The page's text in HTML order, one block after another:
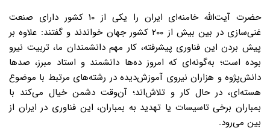
حضرت آیت‌الله خامنه‌ای ایران را یکی از ۱۰ کشور دارای صنعت
غنی‌سازی در بین بیش از ۲۰۰ کشور جهان خواندند و گفتند: علاوه بر
پیش بردن این فناوری پیشرفته، ‌کار مهم دانشمندان ما، ‌تربیت نیرو
بوده است؛‌ به‌گونه‌ای که امروز ده‌ها دانشمند و استاد مبرز،‌ صدها
دانش‌پژوه و هزاران نیروی آموزش‌دیده در رشته‌های مرتبط با موضوع
هسته‌ای، در حال کار و تلاش‌اند؛ آن‌وقت دشمن خیال می‌کند با
بمباران برخی تاسیسات یا تهدید به بمباران، این فناوری در ایران از
بین می‌رود.